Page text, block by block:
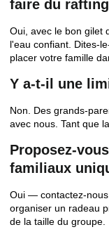
faire du
Oui, avec le bon gilet
l'eau confiant. Dites-
placer votre famille
Y a-t-il une
Non. Des grands-
avec nous. Tant que
Proposez-
familiaux
Oui — contactez-
organiser un radeau
de la taille du groupe.